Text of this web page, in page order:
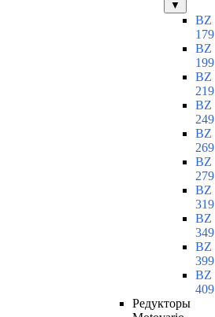
▼
BZ
179
BZ
199
BZ
219
BZ
249
BZ
269
BZ
279
BZ
319
BZ
349
BZ
399
BZ
409
Редукторы